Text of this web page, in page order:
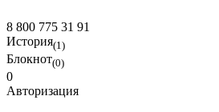
8 800 775 31 91
История(1)
Блокнот(0)
0
Авторизация